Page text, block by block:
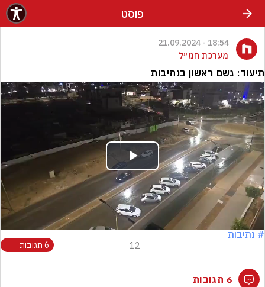
פוסט
18:54 - 21.09.2024
מערכת חמ״ל
תיעוד: גשם ראשון בנתיבות
Play
Video
# נתיבות
12 6 תגובות
6 תגובות